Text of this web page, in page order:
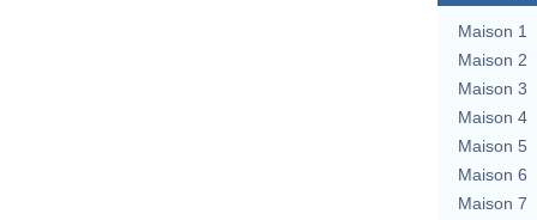
Maison 1
Maison 2
Maison 3
Maison 4
Maison 5
Maison 6
Maison 7